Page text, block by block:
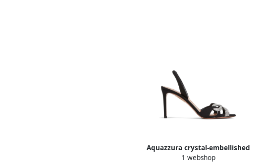
Aquazzura crystal-embellished
slingback pumps Zwart
1 webshop